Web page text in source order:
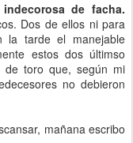
de facha.
Dos de ellos ni para
la tarde el manejable
estos dos últimso
de toro que, según mi
no debieron
mañana escribo